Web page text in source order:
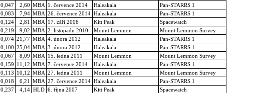
0,047 2,60 MBA 1. července 2014 Haleakala
Pan-STARRS 1
0,083 7,94 MBA 26. července 2014 Haleakala
Pan-STARRS 1
0,124 2,81 MBA 17. září 2006 Kitt Peak
Spacewatch
0,219 9,02 MBA 2. listopadu 2010 Mount Lemmon
Mount Lemmon Survey
0,074 21,77 MBA 4. února 2012 Haleakala
Pan-STARRS 1
0,100 25,04 MBA 3. února 2012 Haleakala
Pan-STARRS 1
0,067 8,09 MBA 15. ledna 2011 Mount Lemmon
Mount Lemmon Survey
0,159 11,12 MBA 7. července 2014 Haleakala
Pan-STARRS 1
0,113 10,12 MBA 27. ledna 2011 Mount Lemmon
Mount Lemmon Survey
0,018 6,21 MBA 27. července 2014 Haleakala
Pan-STARRS 1
0,237 4,14 HLD 6. října 2007 Kitt Peak
Spacewatch